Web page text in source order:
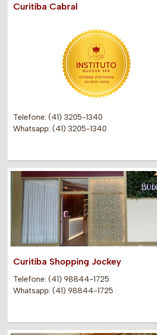
Curitiba Cabral
Telefone: (41) 3205-1340
Whatsapp: (41) 3205-1340
Curitiba Shopping Jockey
Telefone: (41) 98844-1725
Whatsapp: (41) 98844-1725